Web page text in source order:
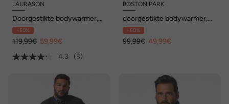
LAURASON
Doorgestikte bodywarmer,
doorgestikte kraag,
tweewegrits
- 50%
119,99€ 59,99€
4.3
(3)
BOSTON PARK
doorgestikte bodywarmer,
overhemdkraag, tot 8XL
- 50%
99,99€ 49,99€